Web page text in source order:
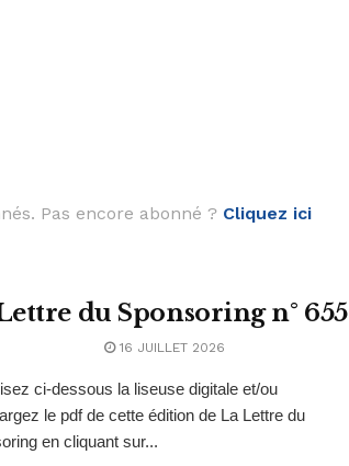
Pas encore abonné ? Cliquez ici
du Sponsoring n° 655
16 JUILLET 2026
ci-dessous la liseuse digitale et/ou
le pdf de cette édition de La Lettre du
en cliquant sur...